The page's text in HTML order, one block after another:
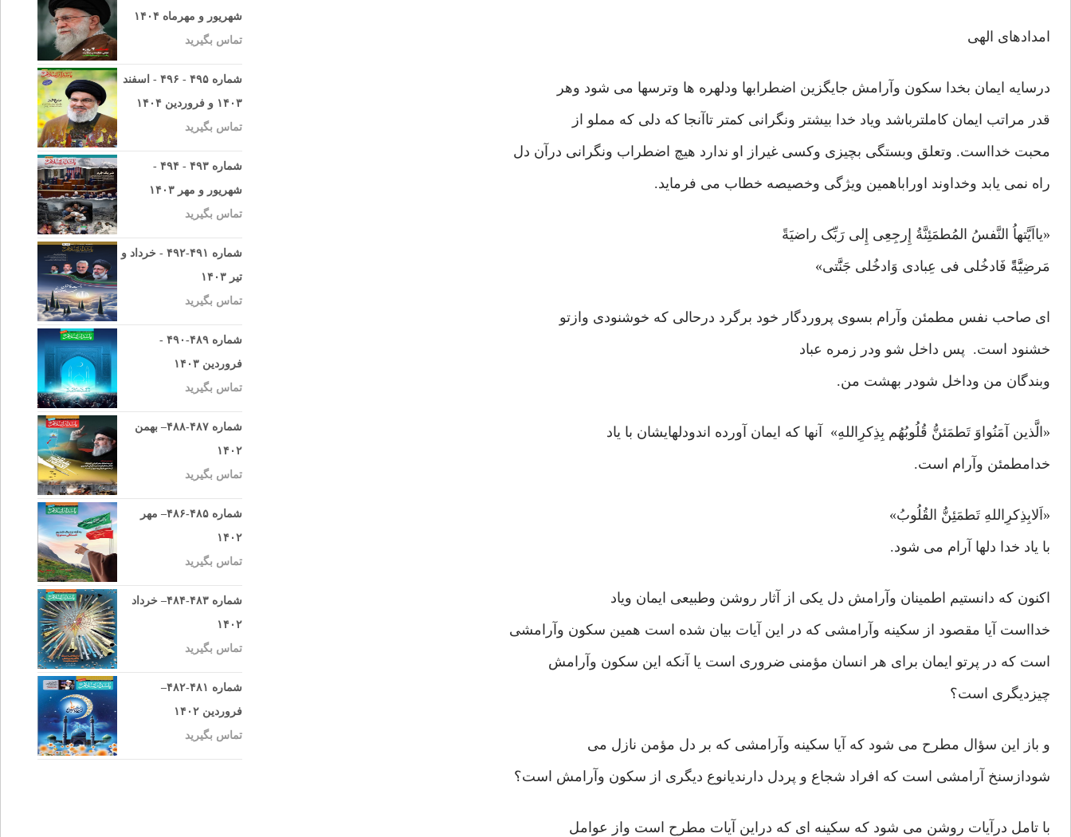
امدادهای الهی
درسایه ایمان بخدا سکون وآرامش جایگزین اضطرابها ودلهره ها وترسها می شود وهر
قدر مراتب ایمان کاملترباشد ویاد خدا بیشتر ونگرانی کمتر تاآنجا که دلی که مملو از
محبت خدااست. وتعلق وبستگی بچیزی وکسی غیراز او ندارد هیچ اضطراب ونگرانی درآن دل
راه نمی یابد وخداوند اوراباهمین ویژگی وخصیصه خطاب می فرماید.
«یااَیَّتهاُ النَّفسُ المُطمَئِنَّةُ إِرجِعِی إِلی رَبِّک راضیَةً
مَرضِیَََّةًً فَادخُلی فی عِبادی وَادخُلی جَنََّتی»
ای صاحب نفس مطمئن وآرام بسوی پروردگار خود برگرد درحالی که خوشنودی وازتو
خشنود است. پس داخل شو ودر زمره عباد
وبندگان من وداخل شودر بهشت من.
«الَّذین آمَنُواوَ تَطمَئنُّ قُلُوبُهُم بِذِکرِاللهِ» آنها که ایمان آورده اندودلهایشان با یاد
خدامطمئن وآرام است.
«اَلابِذِکرِاللهِ تَطمَئِنُّ القُلُوبُ»
با یاد خدا دلها آرام می شود.
اکنون که دانستیم اطمینان وآرامش دل یکی از آثار روشن وطبیعی ایمان ویاد
خدااست آیا مقصود از سکینه وآرامشی که در این آیات بیان شده است همین سکون وآرامشی
است که در پرتو ایمان برای هر انسان مؤمنی ضروری است یا آنکه این سکون وآرامش
چیزدیگری است؟
و باز این سؤال مطرح می شود که آیا سکینه وآرامشی که بر دل مؤمن نازل می
شودازسنخ آرامشی است که افراد شجاع و پردل دارندیانوع دیگری از سکون وآرامش است؟
با تامل درآیات روشن می شود که سکینه ای که دراین آیات مطرح است واز عوامل
شهریور و مهرماه ۱۴۰۴
تماس بگیرید
شماره ۴۹۵ - ۴۹۶ - اسفند
۱۴۰۳ و فروردین ۱۴۰۴
تماس بگیرید
شماره ۴۹۳ - ۴۹۴ -
شهریور و مهر ۱۴۰۳
تماس بگیرید
شماره ۴۹۱-۴۹۲ - خرداد و
تیر ۱۴۰۳
تماس بگیرید
شماره ۴۸۹-۴۹۰ -
فروردین ۱۴۰۳
تماس بگیرید
شماره ۴۸۷-۴۸۸– بهمن
۱۴۰۲
تماس بگیرید
شماره ۴۸۵-۴۸۶– مهر
۱۴۰۲
تماس بگیرید
شماره ۴۸۳-۴۸۴– خرداد
۱۴۰۲
تماس بگیرید
شماره ۴۸۱-۴۸۲–
فروردین ۱۴۰۲
تماس بگیرید